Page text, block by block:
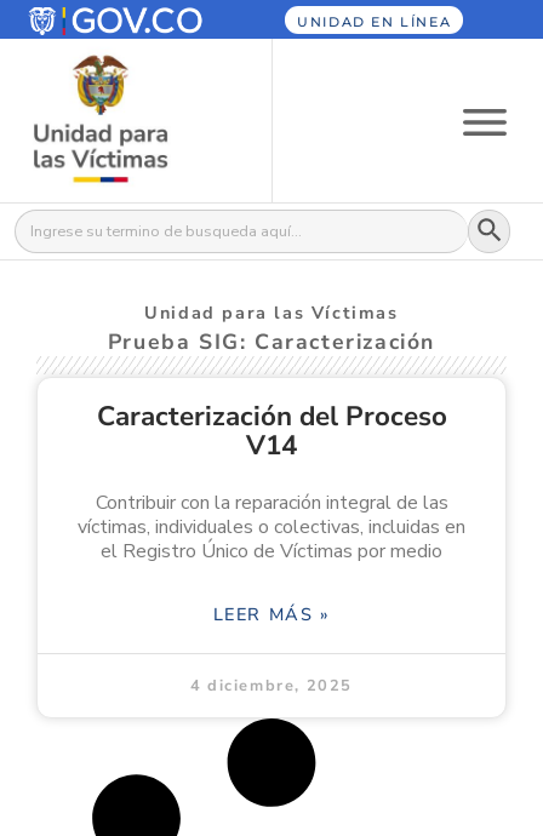
UNIDAD EN LÍNEA
Buscar: Botón
Unidad para las Víctimas
Prueba SIG: Caracterización
Caracterización del Proceso
V14
Contribuir con la reparación integral de las
víctimas, individuales o colectivas, incluidas en
el Registro Único de Víctimas por medio
LEER MÁS »
4 diciembre, 2025